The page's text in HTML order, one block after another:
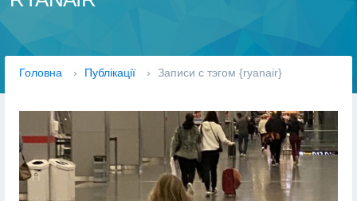
Головна › Публікації › Записи с тэгом {ryanair}